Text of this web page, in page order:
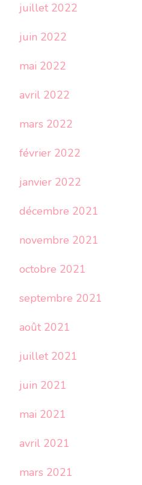
juillet 2022
juin 2022
mai 2022
avril 2022
mars 2022
février 2022
janvier 2022
décembre 2021
novembre 2021
octobre 2021
septembre 2021
août 2021
juillet 2021
juin 2021
mai 2021
avril 2021
mars 2021